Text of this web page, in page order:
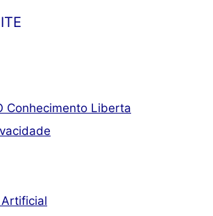
Conhecimento Liberta